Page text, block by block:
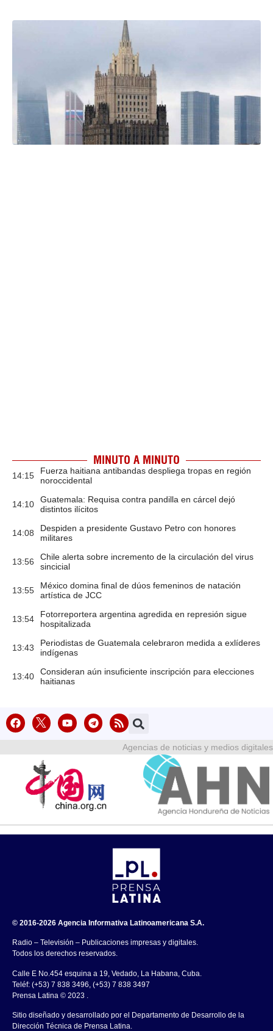
MINUTO A MINUTO
14:15
Fuerza haitiana antibandas despliega tropas en región
noroccidental
14:10
Guatemala: Requisa contra pandilla en cárcel dejó
distintos ilícitos
14:08
Despiden a presidente Gustavo Petro con honores
militares
13:56
Chile alerta sobre incremento de la circulación del virus
sincicial
13:55
México domina final de dúos femeninos de natación
artística de JCC
13:54
Fotorreportera argentina agredida en represión sigue
hospitalizada
13:43
Periodistas de Guatemala celebraron medida a exlíderes
indígenas
13:40
Consideran aún insuficiente inscripción para elecciones
haitianas
Agencias de noticias y medios digitales
© 2016-2026 Agencia Informativa Latinoamericana S.A.
Radio – Televisión – Publicaciones impresas y digitales.
Todos los derechos reservados.
Calle E No.454 esquina a 19, Vedado, La Habana, Cuba.
Teléf: (+53) 7 838 3496, (+53) 7 838 3497
Prensa Latina © 2023 .
Sitio diseñado y desarrollado por el Departamento de Desarrollo de la
Dirección Técnica de Prensa Latina.